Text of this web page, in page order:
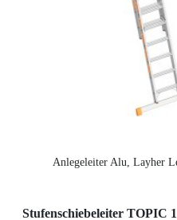
Anlegeleiter Alu, Layher
Stufenschiebeleiter TOPIC